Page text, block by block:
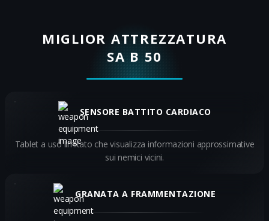
MIGLIOR ATTREZZATURA
SA B 50
SENSORE BATTITO CARDIACO
Tablet a uso limitato che visualizza informazioni approssimative
sui nemici vicini.
GRANATA A FRAMMENTAZIONE